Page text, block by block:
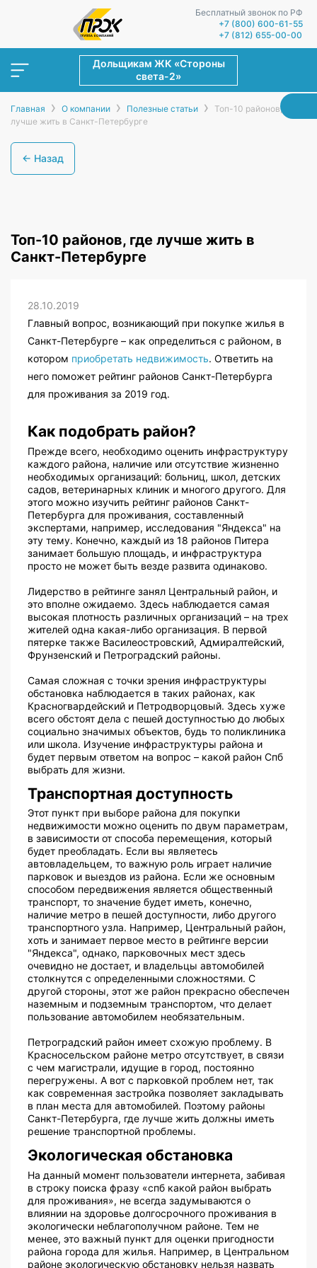
Бесплатный звонок по РФ
+7 (800) 600-61-55
+7 (812) 655-00-00
Дольщикам ЖК «Стороны
света-2»
Главная › О компании › Полезные статьи ›
Топ-10 районов, где
лучше жить в Санкт-Петербурге
← Назад
Топ-10 районов, где лучше жить в
Санкт-Петербурге
28.10.2019
Главный вопрос, возникающий при покупке жилья в
Санкт-Петербурге – как определиться с районом, в
котором приобретать недвижимость. Ответить на
него поможет рейтинг районов Санкт-Петербурга
для проживания за 2019 год.
Как подобрать район?
Прежде всего, необходимо оценить инфраструктуру
каждого района, наличие или отсутствие жизненно
необходимых организаций: больниц, школ, детских
садов, ветеринарных клиник и многого другого. Для
этого можно изучить рейтинг районов Санкт-
Петербурга для проживания, составленный
экспертами, например, исследования "Яндекса" на
эту тему. Конечно, каждый из 18 районов Питера
занимает большую площадь, и инфраструктура
просто не может быть везде развита одинаково.
Лидерство в рейтинге занял Центральный район, и
это вполне ожидаемо. Здесь наблюдается самая
высокая плотность различных организаций – на трех
жителей одна какая-либо организация. В первой
пятерке также Василеостровский, Адмиралтейский,
Фрунзенский и Петроградский районы.
Самая сложная с точки зрения инфраструктуры
обстановка наблюдается в таких районах, как
Красногвардейский и Петродворцовый. Здесь хуже
всего обстоят дела с пешей доступностью до любых
социально значимых объектов, будь то поликлиника
или школа. Изучение инфраструктуры района и
будет первым ответом на вопрос – какой район Спб
выбрать для жизни.
Транспортная доступность
Этот пункт при выборе района для покупки
недвижимости можно оценить по двум параметрам,
в зависимости от способа перемещения, который
будет преобладать. Если вы являетесь
автовладельцем, то важную роль играет наличие
парковок и выездов из района. Если же основным
способом передвижения является общественный
транспорт, то значение будет иметь, конечно,
наличие метро в пешей доступности, либо другого
транспортного узла. Например, Центральный район,
хоть и занимает первое место в рейтинге версии
"Яндекса", однако, парковочных мест здесь
очевидно не достает, и владельцы автомобилей
столкнутся с определенными сложностями. С
другой стороны, этот же район прекрасно обеспечен
наземным и подземным транспортом, что делает
пользование автомобилем необязательным.
Петроградский район имеет схожую проблему. В
Красносельском районе метро отсутствует, в связи
с чем магистрали, идущие в город, постоянно
перегружены. А вот с парковкой проблем нет, так
как современная застройка позволяет закладывать
в план места для автомобилей. Поэтому районы
Санкт-Петербурга, где лучше жить должны иметь
решение транспортной проблемы.
Экологическая обстановка
На данный момент пользователи интернета, забивая
в строку поиска фразу «спб какой район выбрать
для проживания», не всегда задумываются о
влиянии на здоровье долгосрочного проживания в
экологически неблагополучном районе. Тем не
менее, это важный пункт для оценки пригодности
района города для жилья. Например, в Центральном
районе экологическую обстановку нельзя назвать